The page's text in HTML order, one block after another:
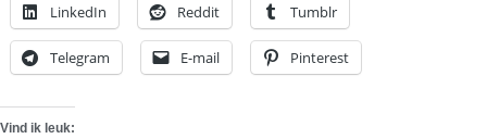
LinkedIn Reddit Tumblr
Telegram E-mail Pinterest
Vind ik leuk: